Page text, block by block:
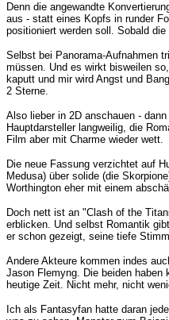
Denn die angewandte
aus - statt eines Kopfs in runder
positioniert werden soll. Sobald
Selbst bei Panorama-Aufnahmen
müssen. Und es wirkt bisweilen
kaputt und mir wird Angst und
2 Sterne.
Also lieber in 2D anschauen -
Hauptdarsteller langweilig, die
Film aber mit Charme wieder wett.
Die neue Fassung verzichtet auf
Medusa) über solide (die
Worthington eher mit einem
Doch nett ist an "Clash of the
erblicken. Und selbst Romantik
er schon gezeigt, seine tiefe
Andere Akteure kommen indes
Jason Flemyng. Die beiden haben
heutige Zeit. Nicht mehr, nicht
Ich als Fantasyfan hatte daran